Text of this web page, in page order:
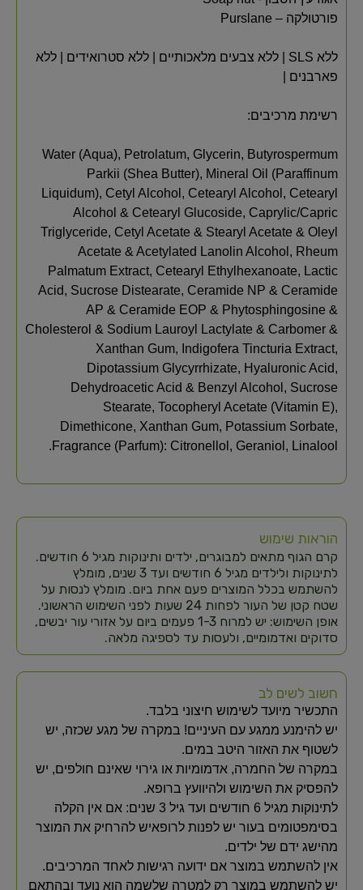
​פורטולקה – Purslane
ללא SLS | ללא צבעים מלאכותיים | ללא סטרואידים | ללא
פארבנים |
רשימת מרכיבים:
Water (Aqua), Petrolatum, Glycerin, Butyrospermum
Parkii (Shea Butter), Mineral Oil (Paraffinum
Liquidum), Cetyl Alcohol, Cetearyl Alcohol, Cetearyl
Alcohol & Cetearyl Glucoside, Caprylic/Capric
Triglyceride, Cetyl Acetate & Stearyl Acetate & Oleyl
Acetate & Acetylated Lanolin Alcohol, Rheum
Palmatum Extract, Cetearyl Ethylhexanoate, Lactic
Acid, Sucrose Distearate, Ceramide NP & Ceramide
AP & Ceramide EOP & Phytosphingosine &
Cholesterol & Sodium Lauroyl Lactylate & Carbomer &
Xanthan Gum, Indigofera Tincturia Extract,
Dipotassium Glycyrrhizate, Hyaluronic Acid,
Dehydroacetic Acid & Benzyl Alcohol, Sucrose
Stearate, Tocopheryl Acetate (Vitamin E),
Dimethicone, Xanthan Gum, Potassium Sorbate,
Fragrance (Parfum): Citronellol, Geraniol, Linalool.
הוראות שימוש
קרם הגוף מתאים למבוגרים, ילדים ותינוקות מגיל 6 חודשים.
לתינוקות ולילדים מגיל 6 חודשים ועד 3 שנים, מומלץ
להשתמש בכלל המוצרים פעם אחת ביום. מומלץ לנסות על
שטח קטן של העור לפחות 24 שעות לפני השימוש הראשוני.
אופן השימוש: יש למרוח 1-3 פעמים ביום על אזורי עור יבשים,
סדוקים ואדמומיים, ולעסות עד לספיגה מלאה.
חשוב לשים לב
​​התכשיר מיועד לשימוש חיצוני בלבד.
​יש להימנע ממגע עם העיניים! במקרה של מגע שכזה, יש
לשטוף את האזור היטב במים.
​במקרה של החמרה, אדמומיות או גירוי שאינם חולפים, יש
להפסיק את השימוש ולהיוועץ ברופא.
​לתינוקות מגיל 6 חודשים ועד גיל 3 שנים: אם אין הקלה
בסימפטומים בעור יש לפנות לרופא​יש להרחיק את המוצר
מהישג ידם של ילדים.​
אין להשתמש במוצר אם ידועה רגישות לאחד המרכיבים.
​יש להשתמש במוצר רק למטרה שלשמה הוא נועד ובהתאם